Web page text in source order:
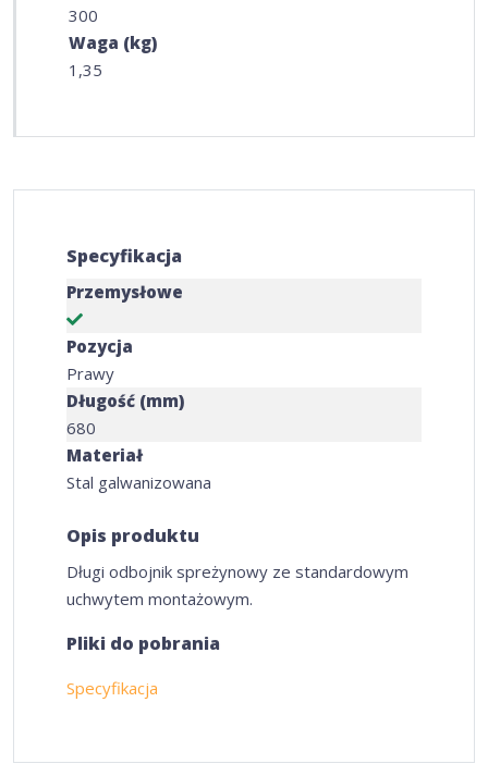
300
Waga (kg)
1,35
Specyfikacja
Przemysłowe
Pozycja
Prawy
Długość (mm)
680
Materiał
Stal galwanizowana
Opis produktu
Długi odbojnik spreżynowy ze standardowym
uchwytem montażowym.
Pliki do pobrania
Specyfikacja